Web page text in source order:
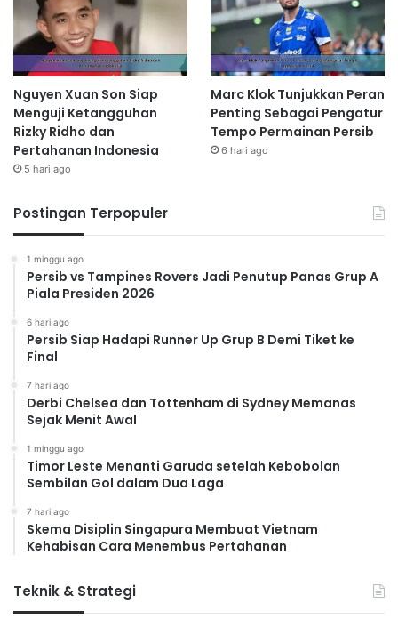
Nguyen Xuan Son Siap
Menguji Ketangguhan
Rizky Ridho dan
Pertahanan Indonesia
5 hari ago
Marc Klok Tunjukkan Peran
Penting Sebagai Pengatur
Tempo Permainan Persib
6 hari ago
Postingan Terpopuler
1 minggu ago
Persib vs Tampines Rovers Jadi Penutup Panas Grup A
Piala Presiden 2026
6 hari ago
Persib Siap Hadapi Runner Up Grup B Demi Tiket ke
Final
7 hari ago
Derbi Chelsea dan Tottenham di Sydney Memanas
Sejak Menit Awal
1 minggu ago
Timor Leste Menanti Garuda setelah Kebobolan
Sembilan Gol dalam Dua Laga
7 hari ago
Skema Disiplin Singapura Membuat Vietnam
Kehabisan Cara Menembus Pertahanan
Teknik & Strategi